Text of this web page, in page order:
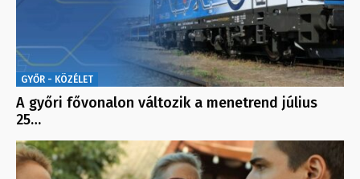
GYŐR - KÖZÉLET
A győri fővonalon változik a menetrend július
25…